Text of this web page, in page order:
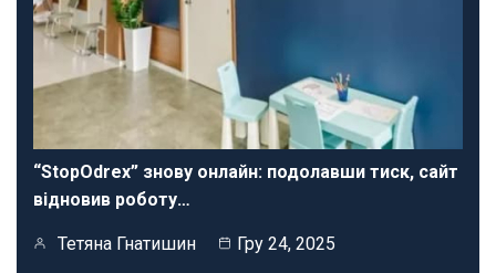
“StopOdrex” знову онлайн: подолавши тиск, сайт
відновив роботу…
Тетяна Гнатишин Гру 24, 2025